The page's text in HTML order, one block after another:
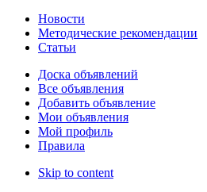
Новости
Методические рекомендации
Статьи
Доска объявлений
Все объявления
Добавить объявление
Мои объявления
Мой профиль
Правила
Skip to content